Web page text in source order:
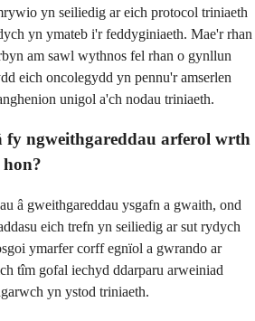
yn seiliedig ar eich protocol triniaeth
yn ymateb i'r feddyginiaeth. Mae'r rhan
am sawl wythnos fel rhan o gynllun
eich oncolegydd yn pennu'r amserlen
unigol a'ch nodau triniaeth.
fy ngweithgareddau arferol wrth
â gweithgareddau ysgafn a gwaith, ond
eich trefn yn seiliedig ar sut rydych
ymarfer corff egnïol a gwrando ar
tîm gofal iechyd ddarparu arweiniad
yn ystod triniaeth.